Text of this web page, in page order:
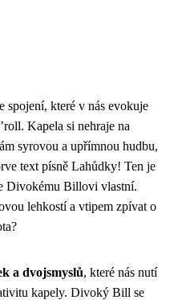
které v nás evokuje
Kapela si nehraje na
syrovou a upřímnou hudbu,
text písně Lahůdky! Ten je
Divokému Billovi vlastní.
lehkostí a vtipem zpívat o
a dvojsmyslů, které nás nutí
kapely. Divoký Bill se